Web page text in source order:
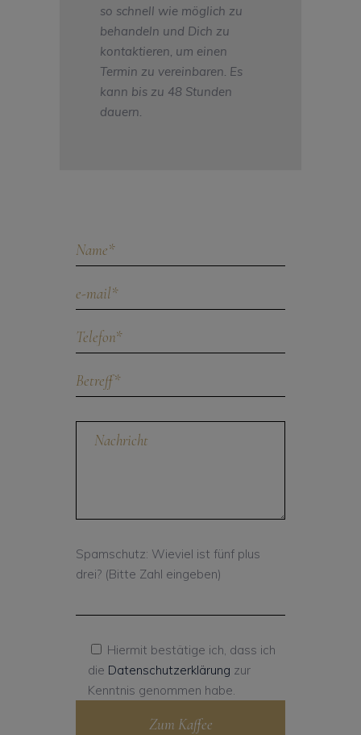
so schnell wie möglich zu
behandeln und Dich zu
kontaktieren, um einen
Termin zu vereinbaren. Es
kann bis zu 48 Stunden
dauern.
Spamschutz: Wieviel ist fünf plus
drei? (Bitte Zahl eingeben)
Hiermit bestätige ich, dass ich
die Datenschutzerklärung zur
Kenntnis genommen habe.
Zum Kaffee